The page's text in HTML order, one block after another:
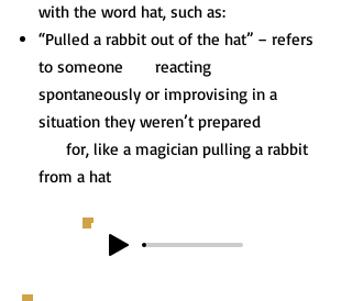
with the word hat, such as:
“Pulled a rabbit out of the hat” – refers
to someone reacting
spontaneously or improvising in a
situation they weren’t prepared
for, like a magician pulling a rabbit
from a hat